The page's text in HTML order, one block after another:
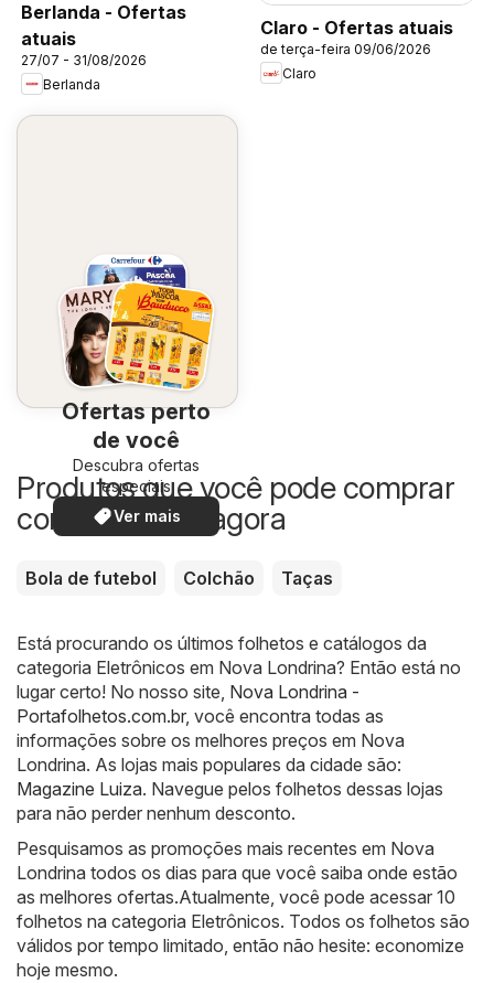
Berlanda - Ofertas
atuais
27/07 - 31/08/2026
Berlanda
Claro - Ofertas atuais
de terça-feira 09/06/2026
Claro
Ofertas perto
de você
Descubra ofertas
especiais
Ver mais
Produtos que você pode comprar
com desconto agora
Bola de futebol Colchão Taças
Está procurando os últimos folhetos e catálogos da
categoria Eletrônicos em Nova Londrina? Então está no
lugar certo! No nosso site, Nova Londrina -
Portafolhetos.com.br, você encontra todas as
informações sobre os melhores preços em Nova
Londrina. As lojas mais populares da cidade são:
Magazine Luiza. Navegue pelos folhetos dessas lojas
para não perder nenhum desconto.
Pesquisamos as promoções mais recentes em Nova
Londrina todos os dias para que você saiba onde estão
as melhores ofertas.Atualmente, você pode acessar 10
folhetos na categoria Eletrônicos. Todos os folhetos são
válidos por tempo limitado, então não hesite: economize
hoje mesmo.